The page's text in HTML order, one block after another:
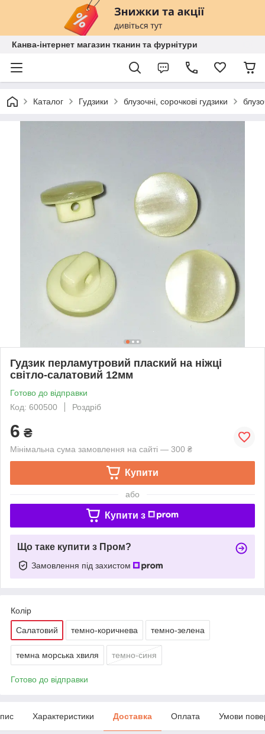
Канва-інтернет магазин тканин та фурнітури
Каталог Гудзики блузочні, сорочкові гудзики
Гудзик перламутровий плаский на ніжці
світло-салатовий 12мм
Готово до відправки
Код: 600500
Роздріб
6 ₴
Мінімальна сума замовлення на сайті — 300 ₴
Купити
або
Купити з
Що таке купити з Пром?
Замовлення під захистом
Колір
Салатовий темно-коричнева темно-зелена
темна морська хвиля темно-синя
Готово до відправки
Характеристики Доставка Оплата Умови